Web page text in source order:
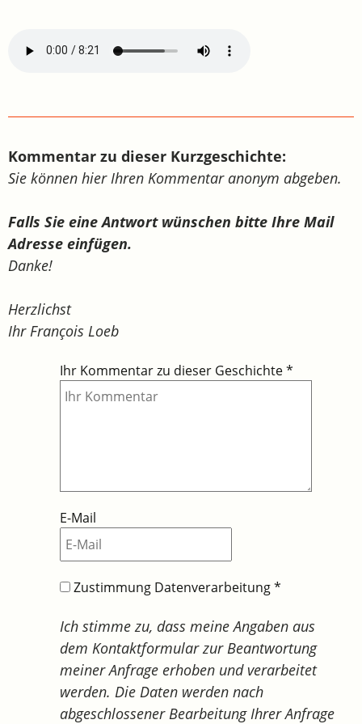
Kommentar zu dieser Kurzgeschichte:
Sie können hier Ihren Kommentar anonym abgeben.
Falls Sie eine Antwort wünschen bitte Ihre Mail
Adresse einfügen.
Danke!
Herzlichst
Ihr François Loeb
Ihr Kommentar zu dieser Geschichte*
E-Mail
Zustimmung Datenverarbeitung*
Ich stimme zu, dass meine Angaben aus
dem Kontaktformular zur Beantwortung
meiner Anfrage erhoben und verarbeitet
werden. Die Daten werden nach
abgeschlossener Bearbeitung Ihrer Anfrage